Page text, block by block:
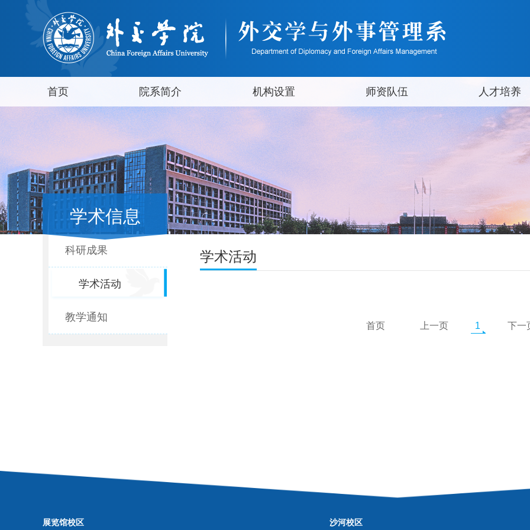
首页 院系简介 机构设置 师资队伍 人才培养
学术信息
科研成果
学术活动
教学通知
学术活动
首页 上一页 1 下一
展览馆校区 沙河校区